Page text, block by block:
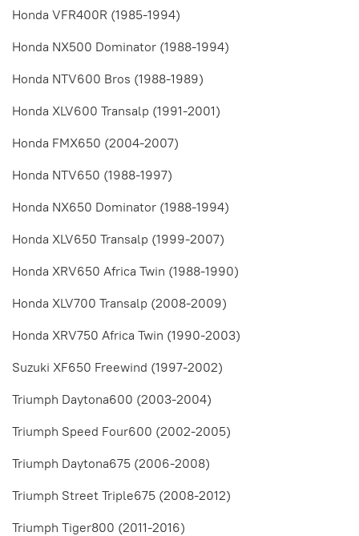
Honda VFR400R (1985-1994)
Honda NX500 Dominator (1988-1994)
Honda NTV600 Bros (1988-1989)
Honda XLV600 Transalp (1991-2001)
Honda FMX650 (2004-2007)
Honda NTV650 (1988-1997)
Honda NX650 Dominator (1988-1994)
Honda XLV650 Transalp (1999-2007)
Honda XRV650 Africa Twin (1988-1990)
Honda XLV700 Transalp (2008-2009)
Honda XRV750 Africa Twin (1990-2003)
Suzuki XF650 Freewind (1997-2002)
Triumph Daytona600 (2003-2004)
Triumph Speed Four600 (2002-2005)
Triumph Daytona675 (2006-2008)
Triumph Street Triple675 (2008-2012)
Triumph Tiger800 (2011-2016)